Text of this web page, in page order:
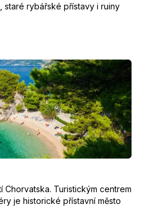
staré rybářské přístavy i ruiny
Turistickým centrem
je historické přístavní město